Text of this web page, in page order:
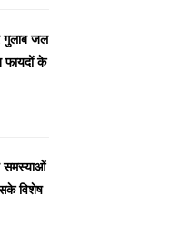
गुलाब जल
फायदों के
समस्याओं
विशेष